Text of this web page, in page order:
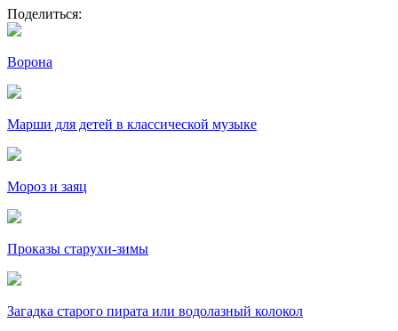
Поделиться:
Ворона
Марши для детей в классической музыке
Мороз и заяц
Проказы старухи-зимы
Загадка старого пирата или водолазный колокол